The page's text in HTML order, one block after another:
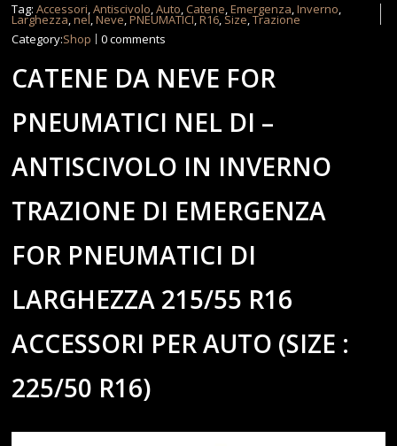
Tag:Accessori,Antiscivolo,Auto, Catene,Emergenza,Inverno,
Larghezza,nel,Neve,PNEUMATICI,R16, Size,Trazione
Category:Shop 0 comments
CATENE DA NEVE FOR
PNEUMATICI NEL DI –
ANTISCIVOLO IN INVERNO
TRAZIONE DI EMERGENZA
FOR PNEUMATICI DI
LARGHEZZA 215/55 R16
ACCESSORI PER AUTO (SIZE :
225/50 R16)